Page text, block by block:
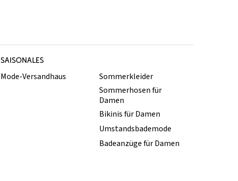
SAISONALES
Mode-Versandhaus
Sommerkleider
Sommerhosen für
Damen
Bikinis für Damen
Umstandsbademode
Badeanzüge für Damen